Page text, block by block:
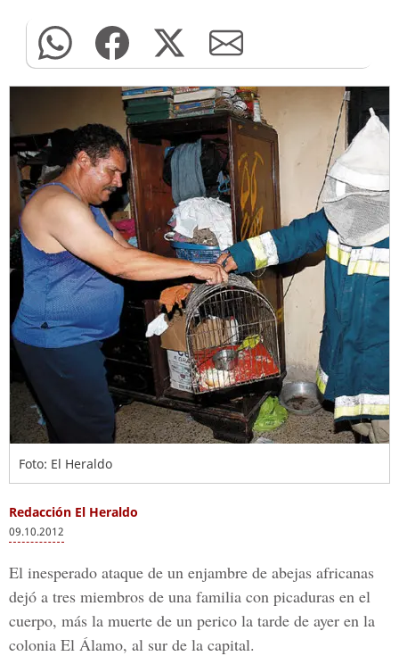
Foto: El Heraldo
Redacción El Heraldo
09.10.2012
El inesperado ataque de un enjambre de abejas africanas
dejó a tres miembros de una familia con picaduras en el
cuerpo, más la muerte de un perico la tarde de ayer en la
colonia El Álamo, al sur de la capital.